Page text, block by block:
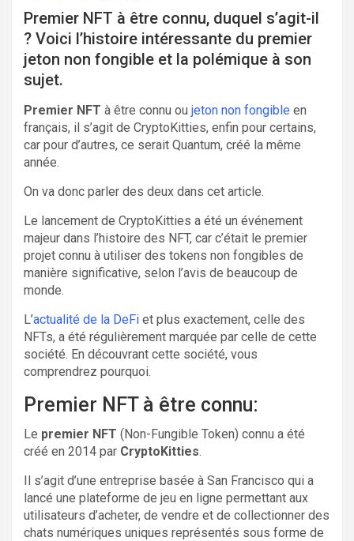
Premier NFT à être connu, duquel s’agit-il
? Voici l’histoire intéressante du premier
jeton non fongible et la polémique à son
sujet.
Premier NFT à être connu ou jeton non fongible en
français, il s’agit de CryptoKitties, enfin pour certains,
car pour d’autres, ce serait Quantum, créé la même
année.
On va donc parler des deux dans cet article.
Le lancement de CryptoKitties a été un événement
majeur dans l’histoire des NFT, car c’était le premier
projet connu à utiliser des tokens non fongibles de
manière significative, selon l’avis de beaucoup de
monde.
L’actualité de la DeFi et plus exactement, celle des
NFTs, a été régulièrement marquée par celle de cette
société. En découvrant cette société, vous
comprendrez pourquoi.
Premier NFT à être connu:
Le premier NFT (Non-Fungible Token) connu a été
créé en 2014 par CryptoKitties.
Il s’agit d’une entreprise basée à San Francisco qui a
lancé une plateforme de jeu en ligne permettant aux
utilisateurs d’acheter, de vendre et de collectionner des
chats numériques uniques représentés sous forme de